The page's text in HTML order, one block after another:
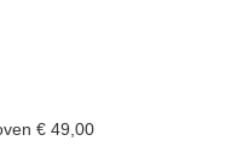
€ 49,00